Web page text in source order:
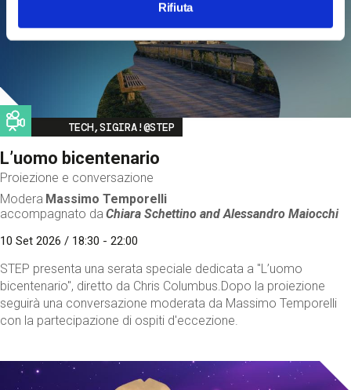
Rifiuta
Image
TECH,SIGIRA!@STEP
L’uomo bicentenario
Proiezione e conversazione
Modera Massimo Temporelli
accompagnato da Chiara Schettino andAlessandro Maiocchi
10 Set 2026 / 18:30 - 22:00
STEP presenta una serata speciale dedicata a "L’uomo
bicentenario", diretto da Chris Columbus.Dopo la proiezione
seguirà una conversazione moderata da Massimo Temporelli
con la partecipazione di ospiti d'eccezione.